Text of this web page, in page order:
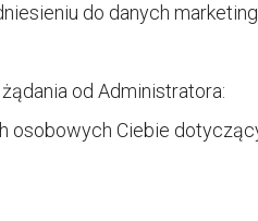
do danych
od Administratora:
osobowych Ciebie